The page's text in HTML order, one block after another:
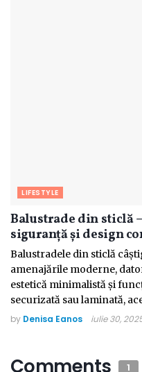
LIFESTYLE
Balustrade din sticlă
siguranță și design
Balustradele din sticlă
amenajările moderne,
estetică minimalistă și
securizată sau laminată,
by Denisa Eanos iulie 30,
Comments 1